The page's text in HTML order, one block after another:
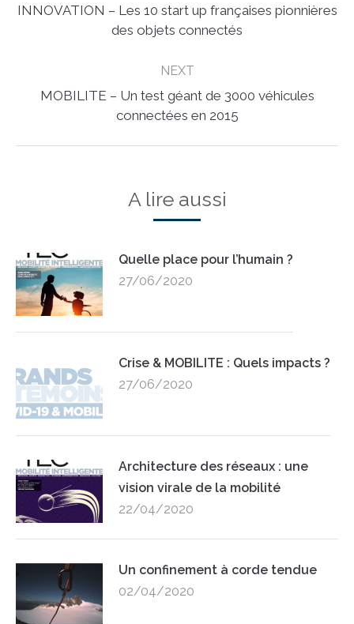
Previous
post:
INNOVATION – Les 10 start up françaises pionnières
des objets connectés
NEXT
Next
post:
MOBILITE – Un test géant de 3000 véhicules
connectées en 2015
A lire aussi
Quelle place pour l’humain ?
27/06/2020
Crise & MOBILITE : Quels impacts ?
27/06/2020
Architecture des réseaux : une
vision virale de la mobilité
22/04/2020
Un confinement à corde tendue
02/04/2020